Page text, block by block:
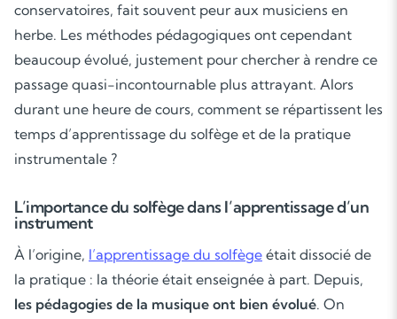
conservatoires, fait souvent peur aux musiciens en
herbe. Les méthodes pédagogiques ont cependant
beaucoup évolué, justement pour chercher à rendre ce
passage quasi-incontournable plus attrayant. Alors
durant une heure de cours, comment se répartissent les
temps d’apprentissage du solfège et de la pratique
instrumentale ?
L’importance du solfège dans l’apprentissage d’un
instrument
À l’origine, l’apprentissage du solfège était dissocié de
la pratique : la théorie était enseignée à part. Depuis,
les pédagogies de la musique ont bien évolué. On